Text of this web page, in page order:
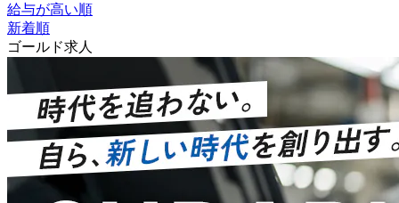
給与が高い順
新着順
ゴールド求人